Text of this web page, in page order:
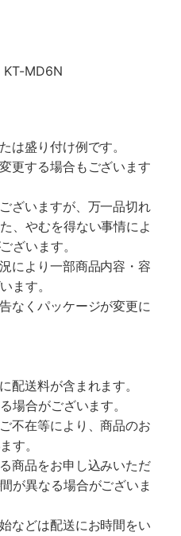
KT-MD6N
は盛り付け例です。
更する場合もございます
ざいますが、万一品切れ
、やむを得ない事情によ
ざいます。
により一部商品内容・容
ます。
なくパッケージが変更に
配送料が含まれます。
場合がございます。
不在等により、商品のお
す。
商品をお申し込みいただ
が異なる場合がございま
などは配送にお時間をい